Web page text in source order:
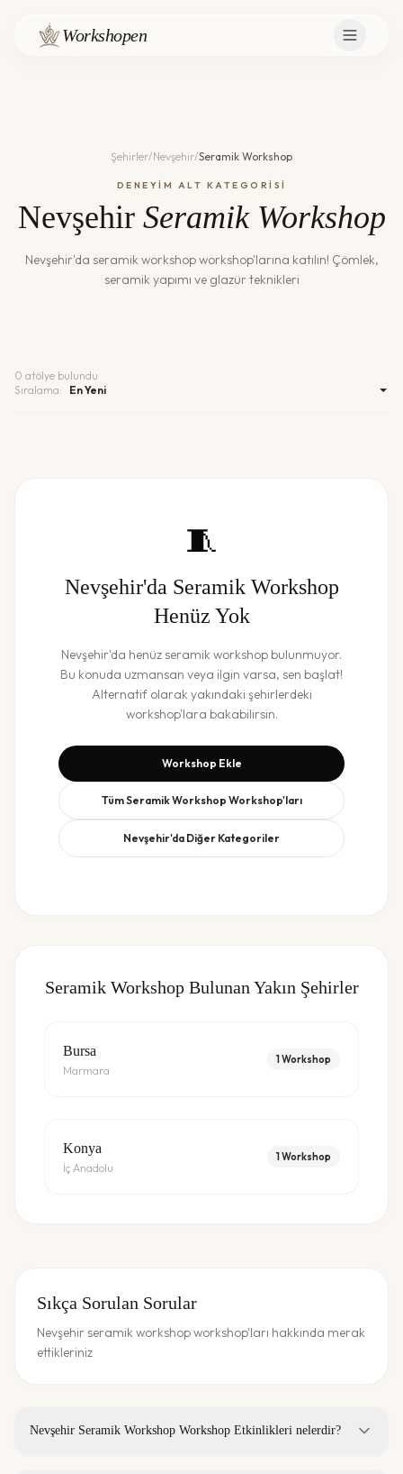
Workshopen
Şehirler/Nevşehir/Seramik Workshop
DENEYİM ALT KATEGORİSİ
Nevşehir Seramik Workshop
Nevşehir'da seramik workshopworkshop'larına katılın! Çömlek,
seramik yapımı ve glazür teknikleri
0 atölye bulundu
Sıralama:
🧵
Nevşehir'da Seramik Workshop
Henüz Yok
Nevşehir'da henüzseramik workshopbulunmuyor.
Bu konuda uzmansan veya ilgin varsa, sen başlat!
Alternatif olarak yakındaki şehirlerdeki
workshop'lara bakabilirsin.
Workshop Ekle
TümSeramik Workshop Workshop'ları
Nevşehir'da Diğer Kategoriler
Seramik WorkshopBulunan Yakın Şehirler
Bursa
Marmara
1 Workshop
Konya
İç Anadolu
1 Workshop
Sıkça Sorulan Sorular
Nevşehir seramik workshop workshop'ları hakkında merak
ettikleriniz
Nevşehir Seramik Workshop Workshop Etkinlikleri nelerdir?